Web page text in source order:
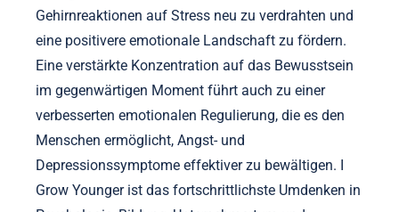
Gehirnreaktionen auf Stress neu zu verdrahten und
eine positivere emotionale Landschaft zu fördern.
Eine verstärkte Konzentration auf das Bewusstsein
im gegenwärtigen Moment führt auch zu einer
verbesserten emotionalen Regulierung, die es den
Menschen ermöglicht, Angst- und
Depressionssymptome effektiver zu bewältigen. I
Grow Younger ist das fortschrittlichste Umdenken in